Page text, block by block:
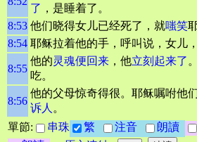
了 ，是睡着了。
8:53 他们晓得女儿已经死了，就嗤笑
8:54 耶稣拉着他的手，呼叫说，女儿，
8:55
他的灵魂便回来 ，他立刻起来了
吃。
8:56
他的父母惊奇得很。耶稣嘱咐他们
诉人 。
單節:
串珠 繁 注音 朗讀